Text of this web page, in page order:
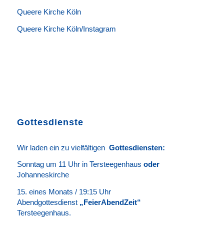
Queere Kirche Köln
Queere Kirche Köln/Instagram
Gottesdienste
Wir laden ein zu vielfältigen Gottesdiensten:
Sonntag um 11 Uhr in Tersteegenhaus oder
Johanneskirche
15. eines Monats / 19:15 Uhr
Abendgottesdienst„FeierAbendZeit“
Tersteegenhaus.